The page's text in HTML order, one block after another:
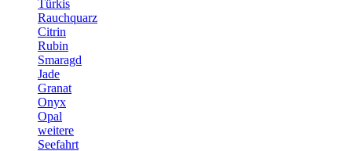
Türkis
Rauchquarz
Citrin
Rubin
Smaragd
Jade
Granat
Onyx
Opal
weitere
Seefahrt